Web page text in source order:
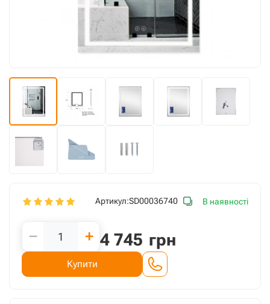
Артикул:SD00036740 В наявності
− + 4 745 грн
Купити